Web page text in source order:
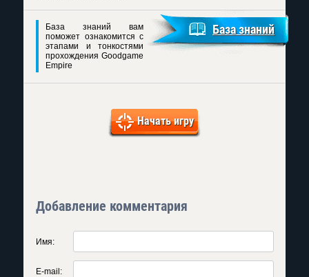
База знаний вам
поможет ознакомится с
этапами и тонкостями
прохождения Goodgame
Empire
База знаний
Начать игру
Добавление комментария
Имя:
E-mail: